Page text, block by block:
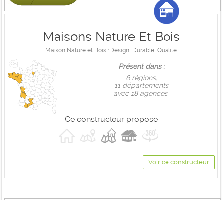
Maisons Nature Et Bois
Maison Nature et Bois : Design, Durable, Qualité
Présent dans :
6 règions,
11 départements
avec 18 agences.
Ce constructeur propose
Voir ce constructeur